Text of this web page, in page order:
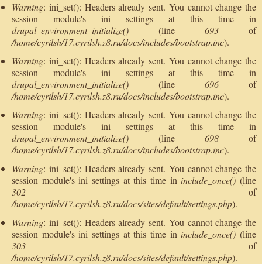
Warning: ini_set(): Headers already sent. You cannot change the
session module's ini settings at this time in
drupal_environment_initialize() (line 693 of
/home/cyrilsh/17.cyrilsh.z8.ru/docs/includes/bootstrap.inc).
Warning: ini_set(): Headers already sent. You cannot change the
session module's ini settings at this time in
drupal_environment_initialize() (line 696 of
/home/cyrilsh/17.cyrilsh.z8.ru/docs/includes/bootstrap.inc).
Warning: ini_set(): Headers already sent. You cannot change the
session module's ini settings at this time in
drupal_environment_initialize() (line 698 of
/home/cyrilsh/17.cyrilsh.z8.ru/docs/includes/bootstrap.inc).
Warning: ini_set(): Headers already sent. You cannot change the
session module's ini settings at this time in include_once() (line
302 of
/home/cyrilsh/17.cyrilsh.z8.ru/docs/sites/default/settings.php).
Warning: ini_set(): Headers already sent. You cannot change the
session module's ini settings at this time in include_once() (line
303 of
/home/cyrilsh/17.cyrilsh.z8.ru/docs/sites/default/settings.php).